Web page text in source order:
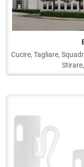
Cucire, Tagliare,